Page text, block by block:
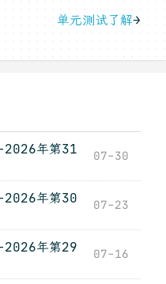
单元测试了解→
2026年第31
07-30
2026年第30
07-23
2026年第29
07-16